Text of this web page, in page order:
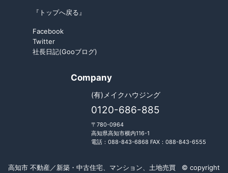
『トップへ戻る』
Facebook
Twitter
社長日記(Gooブログ)
Company
(有)メイクハウジング
0120-686-885
〒780-0964
高知県高知市横内116-1
電話：088-843-6868 FAX：088-843-6555
高知市 不動産／新築・中古住宅、マンション、土地売買 © copyright